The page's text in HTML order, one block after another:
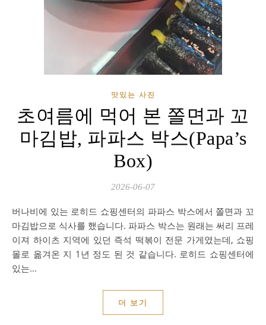
맛있는 사진
초여름에 먹어 본 쫄면과 꼬
마김밥, 파파스 박스(Papa’s
Box)
2026-06-07
버나비에 있는 로히드 쇼핑센터의 파파스 박스에서 쫄면과 꼬
마김밥으로 식사를 했습니다. 파파스 박스는 원래는 써리 프레
이져 하이츠 지역에 있던 즉석 떡볶이 전문 가게였는데, 쇼핑
몰로 옮겨온 지 1년 정도 된 것 같습니다. 로히드 쇼핑센터에
있는…
더 보기